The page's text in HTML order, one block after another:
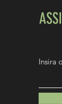
Insira